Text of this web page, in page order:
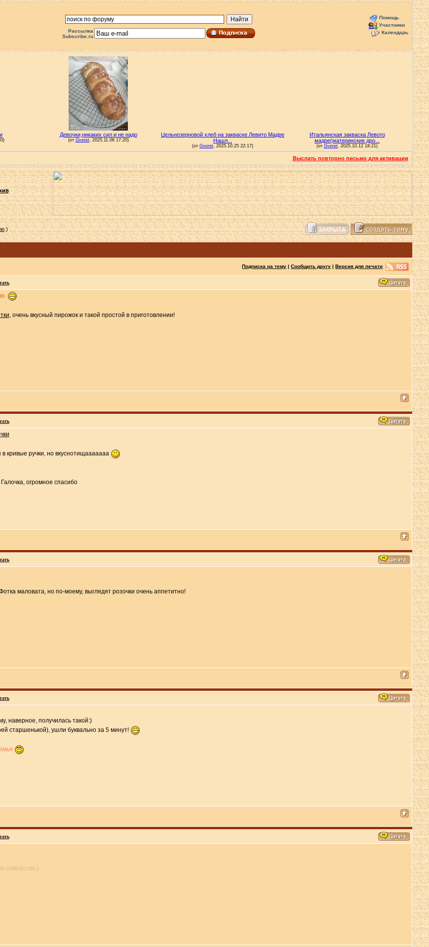
Рассылка
Subscribe.ru
Помощь
Участники
Календарь
Выслать повторно письмо для активации
)
Подписка на тему |Сообщить другу |Версия для печати
, очень вкусный пирожок и такой простой в приготовлении!
кривые ручки, но вкуснотищааааааа
маловата, но по-моему, выглядят розочки очень аппетитно!
наверное, получилась такой:)
старшенькой), ушли буквально за 5 минут!
семейство.)